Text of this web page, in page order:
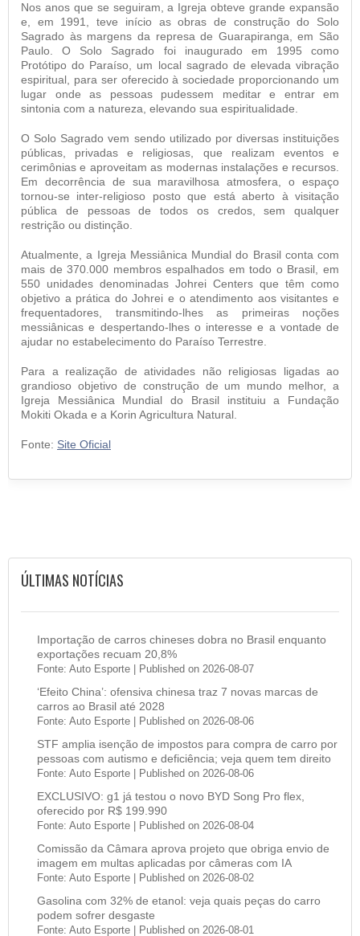
Nos anos que se seguiram, a Igreja obteve grande expansão
e, em 1991, teve início as obras de construção do Solo
Sagrado às margens da represa de Guarapiranga, em São
Paulo. O Solo Sagrado foi inaugurado em 1995 como
Protótipo do Paraíso, um local sagrado de elevada vibração
espiritual, para ser oferecido à sociedade proporcionando um
lugar onde as pessoas pudessem meditar e entrar em
sintonia com a natureza, elevando sua espiritualidade.
O Solo Sagrado vem sendo utilizado por diversas instituições
públicas, privadas e religiosas, que realizam eventos e
cerimônias e aproveitam as modernas instalações e recursos.
Em decorrência de sua maravilhosa atmosfera, o espaço
tornou-se inter-religioso posto que está aberto à visitação
pública de pessoas de todos os credos, sem qualquer
restrição ou distinção.
Atualmente, a Igreja Messiânica Mundial do Brasil conta com
mais de 370.000 membros espalhados em todo o Brasil, em
550 unidades denominadas Johrei Centers que têm como
objetivo a prática do Johrei e o atendimento aos visitantes e
frequentadores, transmitindo-lhes as primeiras noções
messiânicas e despertando-lhes o interesse e a vontade de
ajudar no estabelecimento do Paraíso Terrestre.
Para a realização de atividades não religiosas ligadas ao
grandioso objetivo de construção de um mundo melhor, a
Igreja Messiânica Mundial do Brasil instituiu a Fundação
Mokiti Okada e a Korin Agricultura Natural.
Fonte: Site Oficial
ÚLTIMAS NOTÍCIAS
Importação de carros chineses dobra no Brasil enquanto
exportações recuam 20,8%
Fonte: Auto Esporte Published on 2026-08-07
‘Efeito China’: ofensiva chinesa traz 7 novas marcas de
carros ao Brasil até 2028
Fonte: Auto Esporte Published on 2026-08-06
STF amplia isenção de impostos para compra de carro por
pessoas com autismo e deficiência; veja quem tem direito
Fonte: Auto Esporte Published on 2026-08-06
EXCLUSIVO: g1 já testou o novo BYD Song Pro flex,
oferecido por R$ 199.990
Fonte: Auto Esporte Published on 2026-08-04
Comissão da Câmara aprova projeto que obriga envio de
imagem em multas aplicadas por câmeras com IA
Fonte: Auto Esporte Published on 2026-08-02
Gasolina com 32% de etanol: veja quais peças do carro
podem sofrer desgaste
Fonte: Auto Esporte Published on 2026-08-01